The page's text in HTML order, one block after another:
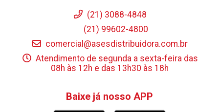
(21) 3088-4848
(21) 99602-4800
comercial@asesdistribuidora.com.br
Atendimento de segunda a sexta-feira das
08h às 12h e das 13h30 às 18h
Baixe já nosso APP